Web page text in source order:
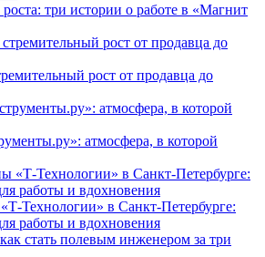
три истории о работе в «Магнит
рост от продавца до
атмосфера, в которой
Технологии» в Санкт-Петербурге:
работы и вдохновения